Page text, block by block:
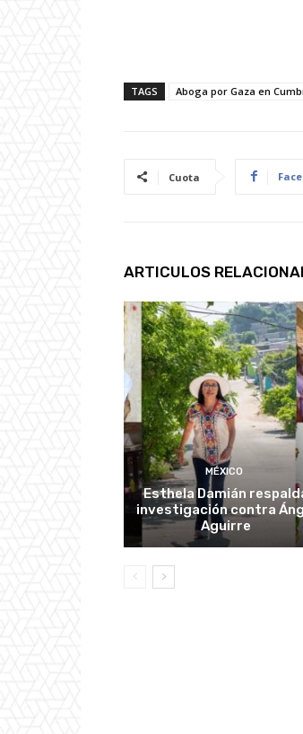
TAGS Aboga por Gaza en
Cuota
ARTICULOS
MÉXICO
Esthela Damián
investigación contra
Aguirre